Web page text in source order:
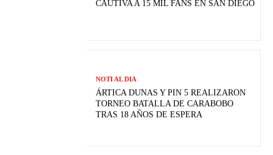
CAUTIVA A 15 MIL FANS EN SAN DIEGO
NOTI AL DIA
ÁRTICA DUNAS Y PIN 5 REALIZARON
TORNEO BATALLA DE CARABOBO
TRAS 18 AÑOS DE ESPERA